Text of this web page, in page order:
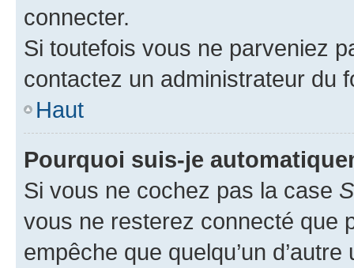
connecter.
Si toutefois vous ne parveniez
contactez un administrateur du
Haut
Pourquoi suis-je
Si vous ne cochez pas la case
vous ne resterez connecté que
empêche que quelqu’un